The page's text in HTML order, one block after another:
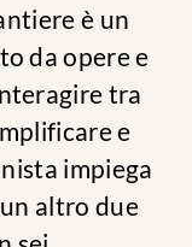
è un
da opere e
tra
e
impiega
altro due